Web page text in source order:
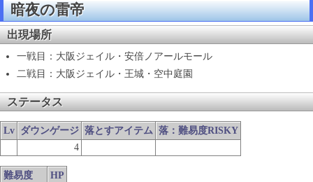
暗夜の雷帝
出現場所
一戦目：大阪ジェイル・安倍ノアールモール
二戦目：大阪ジェイル・王城・空中庭園
ステータス
Lv ダウンゲージ 落とすアイテム 落：難易度RISKY
4
難易度
HP